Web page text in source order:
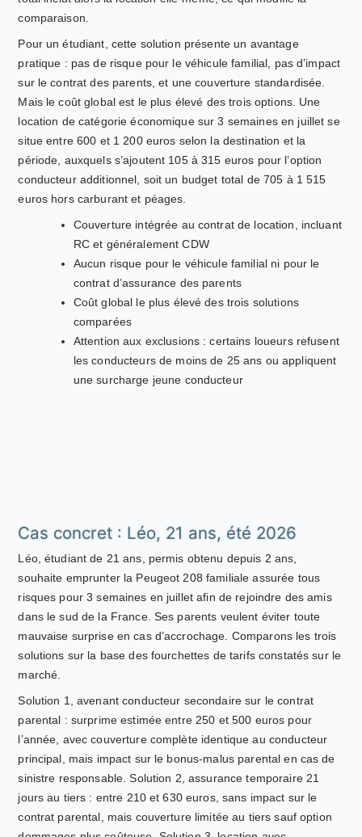
comparaison.
Pour un étudiant, cette solution présente un avantage
pratique : pas de risque pour le véhicule familial, pas d’impact
sur le contrat des parents, et une couverture standardisée.
Mais le coût global est le plus élevé des trois options. Une
location de catégorie économique sur 3 semaines en juillet se
situe entre 600 et 1 200 euros selon la destination et la
période, auxquels s’ajoutent 105 à 315 euros pour l’option
conducteur additionnel, soit un budget total de 705 à 1 515
euros hors carburant et péages.
Couverture intégrée au contrat de location, incluant
RC et généralement CDW
Aucun risque pour le véhicule familial ni pour le
contrat d’assurance des parents
Coût global le plus élevé des trois solutions
comparées
Attention aux exclusions : certains loueurs refusent
les conducteurs de moins de 25 ans ou appliquent
une surcharge jeune conducteur
Cas concret : Léo, 21 ans, été 2026
Léo, étudiant de 21 ans, permis obtenu depuis 2 ans,
souhaite emprunter la Peugeot 208 familiale assurée tous
risques pour 3 semaines en juillet afin de rejoindre des amis
dans le sud de la France. Ses parents veulent éviter toute
mauvaise surprise en cas d’accrochage. Comparons les trois
solutions sur la base des fourchettes de tarifs constatés sur le
marché.
Solution 1, avenant conducteur secondaire sur le contrat
parental : surprime estimée entre 250 et 500 euros pour
l’année, avec couverture complète identique au conducteur
principal, mais impact sur le bonus-malus parental en cas de
sinistre responsable. Solution 2, assurance temporaire 21
jours au tiers : entre 210 et 630 euros, sans impact sur le
contrat parental, mais couverture limitée au tiers sauf option